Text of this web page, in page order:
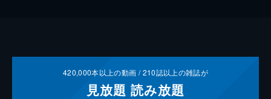
420,000本以上の動画 /210誌以上の雑誌が
見放題 読み放題